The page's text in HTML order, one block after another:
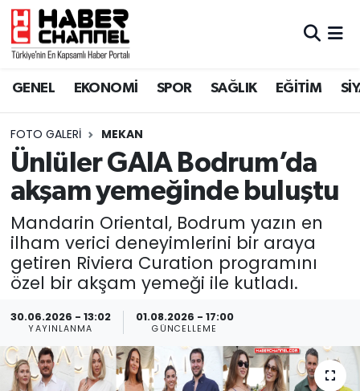
GENEL EKONOMİ SPOR SAĞLIK EĞİTİM
FOTO GALERI MEKAN
Ünlüler GAIA Bodrum’da
akşam yemeğinde buluştu
Mandarin Oriental, Bodrum yazın en
ilham verici deneyimlerini bir araya
getiren Riviera Curation programını
özel bir akşam yemeği ile kutladı.
30.06.2026 - 13:02
YAYINLANMA
01.08.2026 - 17:00
GÜNCELLEME
GENEL
SPOR
SAĞLIK
EĞİTİM
SİYASET
Nöbetçi Eczaneler
Trafik Durumu
Süper Lig Puan Durumu ve Fikstür
Tüm Manşetler
Son Dakika Haberleri
Haber Arşivi